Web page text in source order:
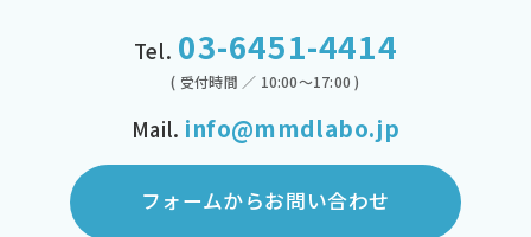
Tel. 03-6451-4414
( 受付時間 ／ 10:00～17:00 )
Mail. info@mmdlabo.jp
フォームからお問い合わせ